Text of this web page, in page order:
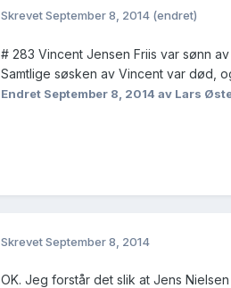
SkrevetSeptember 8, 2014 (endret)
# 283 Vincent Jensen Friis var sønn
Samtlige søsken av Vincent var død,
Endret September 8, 2014 av Lars
SkrevetSeptember 8, 2014
OK. Jeg forstår det slik at Jens